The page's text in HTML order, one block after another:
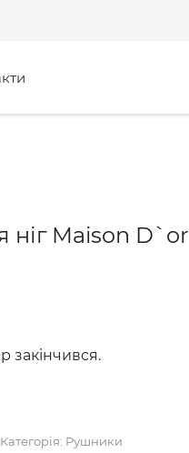
ніг Maison D`or
закінчився.
Категорія: Рушники